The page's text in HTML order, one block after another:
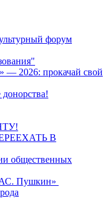
форум
— 2026: прокачай свой
В
общественных
АС. Пушкин»